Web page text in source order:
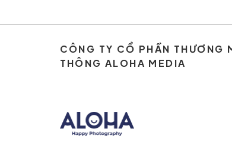
CÔNG TY CỔ PHẦN THƯƠNG
THÔNG ALOHA MEDIA